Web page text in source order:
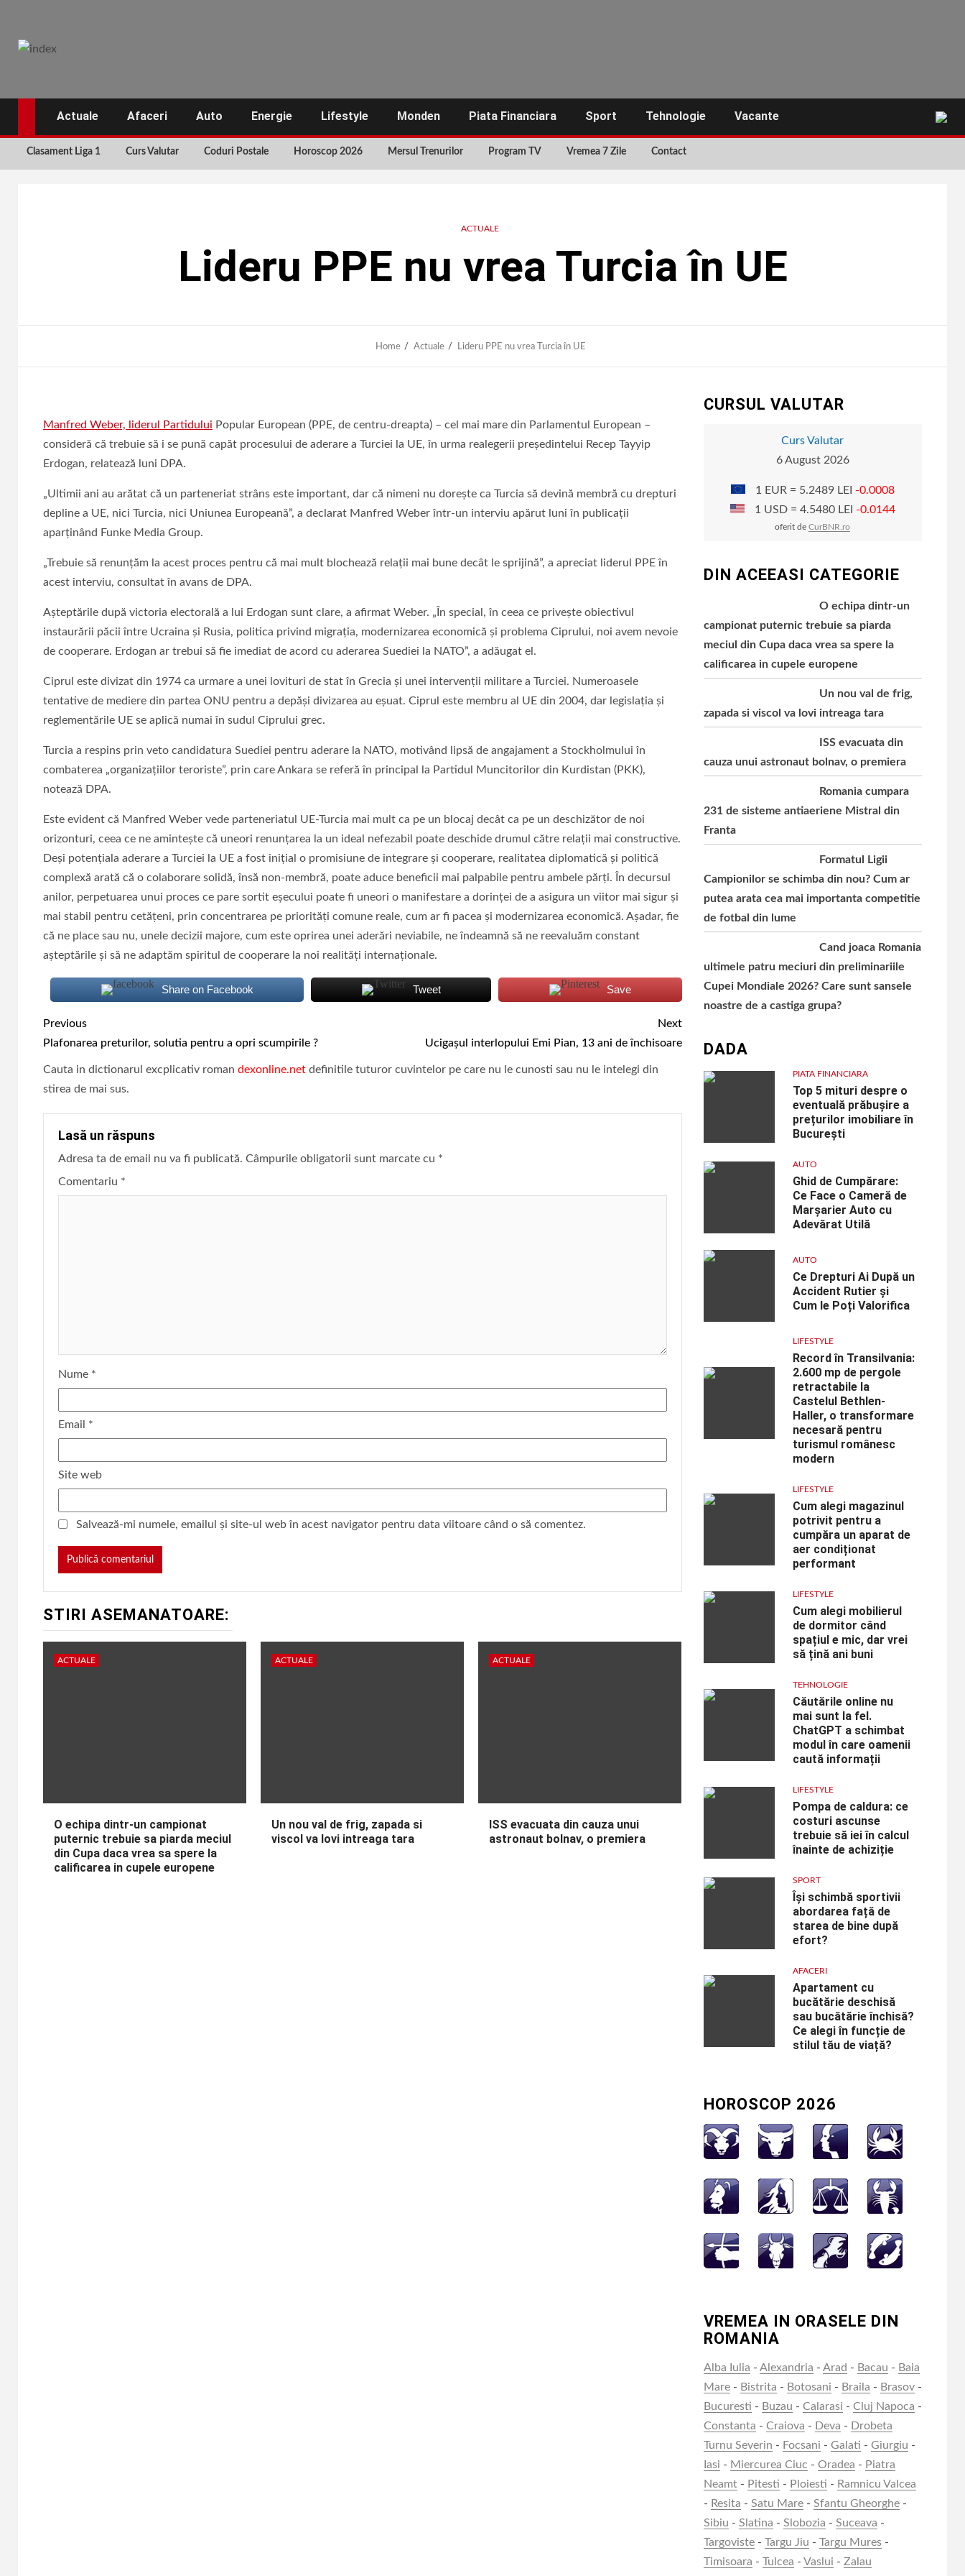
content
Actuale Afaceri Auto Energie Lifestyle Monden Piata Financiara Sport Tehnologie Vacante
Clasament Liga 1 Curs Valutar Coduri Postale Horoscop 2026 Mersul Trenurilor Program TV Vremea 7 Zile Contact
ACTUALE
Lideru PPE nu vrea Turcia în UE
Home Actuale Lideru PPE nu vrea Turcia în UE
Manfred Weber, liderul Partidului Popular European (PPE, de centru-dreapta) – cel mai mare din Parlamentul European –
consideră că trebuie să i se pună capăt procesului de aderare a Turciei la UE, în urma realegerii preşedintelui Recep Tayyip
Erdogan, relatează luni DPA.
„Ultimii ani au arătat că un parteneriat strâns este important, dar că nimeni nu doreşte ca Turcia să devină membră cu drepturi
depline a UE, nici Turcia, nici Uniunea Europeană”, a declarat Manfred Weber într-un interviu apărut luni în publicaţii
aparţinând Funke Media Group.
„Trebuie să renunţăm la acest proces pentru că mai mult blochează relaţii mai bune decât le sprijină”, a apreciat liderul PPE în
acest interviu, consultat în avans de DPA.
Aşteptările după victoria electorală a lui Erdogan sunt clare, a afirmat Weber. „În special, în ceea ce priveşte obiectivul
instaurării păcii între Ucraina şi Rusia, politica privind migraţia, modernizarea economică şi problema Ciprului, noi avem nevoie
de cooperare. Erdogan ar trebui să fie imediat de acord cu aderarea Suediei la NATO”, a adăugat el.
Ciprul este divizat din 1974 ca urmare a unei lovituri de stat în Grecia şi unei intervenţii militare a Turciei. Numeroasele
tentative de mediere din partea ONU pentru a depăşi divizarea au eşuat. Ciprul este membru al UE din 2004, dar legislaţia şi
reglementările UE se aplică numai în sudul Ciprului grec.
Turcia a respins prin veto candidatura Suediei pentru aderare la NATO, motivând lipsă de angajament a Stockholmului în
combaterea „organizaţiilor teroriste”, prin care Ankara se referă în principal la Partidul Muncitorilor din Kurdistan (PKK),
notează DPA.
Este evident că Manfred Weber vede parteneriatul UE-Turcia mai mult ca pe un blocaj decât ca pe un deschizător de noi
orizonturi, ceea ce ne amintește că uneori renunțarea la un ideal nefezabil poate deschide drumul către relații mai constructive.
Deși potențiala aderare a Turciei la UE a fost inițial o promisiune de integrare și cooperare, realitatea diplomatică și politică
complexă arată că o colaborare solidă, însă non-membră, poate aduce beneficii mai palpabile pentru ambele părți. În decursul
anilor, perpetuarea unui proces ce pare sortit eșecului poate fi uneori o manifestare a dorinței de a asigura un viitor mai sigur și
mai stabil pentru cetățeni, prin concentrarea pe priorități comune reale, cum ar fi pacea și modernizarea economică. Așadar, fie
că ne place sau nu, unele decizii majore, cum este oprirea unei aderări neviabile, ne îndeamnă să ne reevaluăm constant
așteptările și să ne adaptăm spiritul de cooperare la noi realități internaționale.
Share on Facebook Tweet Save
Continue
Reading
Previous
Plafonarea preturilor, solutia pentru a opri scumpirile ?
Next
Ucigașul interlopului Emi Pian, 13 ani de închisoare
Cauta in dictionarul excplicativ roman dexonline.net definitile tuturor cuvintelor pe care nu le cunosti sau nu le intelegi din
stirea de mai sus.
Lasă un răspuns
Adresa ta de email nu va fi publicată. Câmpurile obligatorii sunt marcate cu *
Comentariu *
Nume *
Email *
Site web
Salvează-mi numele, emailul și site-ul web în acest navigator pentru data viitoare când o să comentez.
STIRI ASEMANATOARE:
ACTUALE
O echipa dintr-un campionat
puternic trebuie sa piarda meciul
din Cupa daca vrea sa spere la
calificarea in cupele europene
ACTUALE
Un nou val de frig, zapada si
viscol va lovi intreaga tara
ACTUALE
ISS evacuata din cauza unui
astronaut bolnav, o premiera
CURSUL VALUTAR
Curs Valutar
6 August 2026
1 EUR = 5.2489 LEI -0.0008
1 USD = 4.5480 LEI -0.0144
oferit deCurBNR.ro
DIN ACEEASI CATEGORIE
O echipa dintr-un
campionat puternic trebuie sa piarda
meciul din Cupa daca vrea sa spere la
calificarea in cupele europene
Un nou val de frig,
zapada si viscol va lovi intreaga tara
ISS evacuata din
cauza unui astronaut bolnav, o premiera
Romania cumpara
231 de sisteme antiaeriene Mistral din
Franta
Formatul Ligii
Campionilor se schimba din nou? Cum ar
putea arata cea mai importanta competitie
de fotbal din lume
Cand joaca Romania
ultimele patru meciuri din preliminariile
Cupei Mondiale 2026? Care sunt sansele
noastre de a castiga grupa?
DADA
PIATA FINANCIARA
Top 5 mituri despre o
eventuală prăbușire a
prețurilor imobiliare în
București
AUTO
Ghid de Cumpărare:
Ce Face o Cameră de
Marșarier Auto cu
Adevărat Utilă
AUTO
Ce Drepturi Ai După un
Accident Rutier și
Cum le Poți Valorifica
LIFESTYLE
Record în Transilvania:
2.600 mp de pergole
retractabile la
Castelul Bethlen-
Haller, o transformare
necesară pentru
turismul românesc
modern
LIFESTYLE
Cum alegi magazinul
potrivit pentru a
cumpăra un aparat de
aer condiționat
performant
LIFESTYLE
Cum alegi mobilierul
de dormitor când
spațiul e mic, dar vrei
să țină ani buni
TEHNOLOGIE
Căutările online nu
mai sunt la fel.
ChatGPT a schimbat
modul în care oamenii
caută informații
LIFESTYLE
Pompa de caldura: ce
costuri ascunse
trebuie să iei în calcul
înainte de achiziție
SPORT
Își schimbă sportivii
abordarea față de
starea de bine după
efort?
AFACERI
Apartament cu
bucătărie deschisă
sau bucătărie închisă?
Ce alegi în funcție de
stilul tău de viață?
HOROSCOP 2026
VREMEA IN ORASELE DIN
ROMANIA
Alba Iulia - Alexandria - Arad - Bacau - Baia
Mare- Bistrita - Botosani - Braila - Brasov-
Bucuresti - Buzau - Calarasi - Cluj Napoca -
Constanta - Craiova - Deva - Drobeta
Turnu Severin - Focsani - Galati - Giurgiu -
Iasi - Miercurea Ciuc - Oradea - Piatra
Neamt- Pitesti - Ploiesti - Ramnicu Valcea
- Resita - Satu Mare- Sfantu Gheorghe-
Sibiu - Slatina - Slobozia - Suceava -
Targoviste- Targu Jiu - Targu Mures-
Timisoara - Tulcea - Vaslui - Zalau